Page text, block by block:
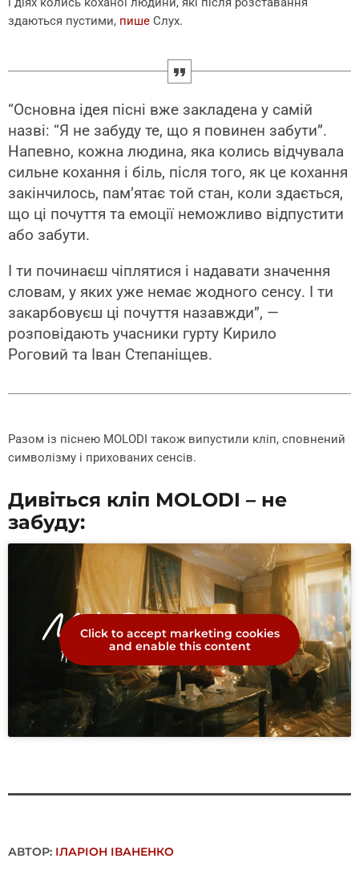
здаються пустими, пише Слух.
“Основна ідея пісні вже закладена у самій
назві: “Я не забуду те, що я повинен забути”.
Напевно, кожна людина, яка колись відчувала
сильне кохання і біль, після того, як це кохання
закінчилось, памʼятає той стан, коли здається,
що ці почуття та емоції неможливо відпустити
або забути.
І ти починаєш чіплятися і надавати значення
словам, у яких уже немає жодного сенсу. І ти
закарбовуєш ці почуття назавжди”, —
розповідають учасники гурту Кирило
Роговий та Іван Степаніщев.
Разом із піснею MOLODI також випустили кліп, сповнений
символізму і прихованих сенсів.
Дивіться кліп MOLODI – не
забуду:
Click to accept marketing cookies
and enable this content
АВТОР: ІЛАРІОН ІВАНЕНКО